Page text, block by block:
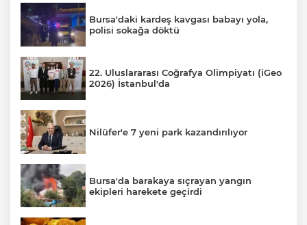
Bursa'daki kardeş kavgası babayı yola,
polisi sokağa döktü
22. Uluslararası Coğrafya Olimpiyatı (iGeo
2026) İstanbul'da
Nilüfer'e 7 yeni park kazandırılıyor
Bursa'da barakaya sıçrayan yangın
ekipleri harekete geçirdi